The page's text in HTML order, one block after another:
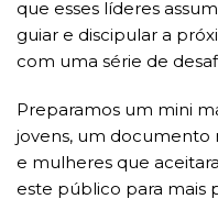
que esses líderes
guiar e discipular a
com uma série de
Preparamos um mini
jovens, um documento
e mulheres que
este público para mais